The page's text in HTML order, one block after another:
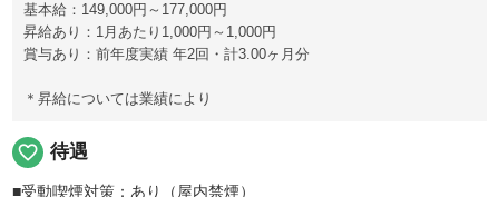
基本給：149,000円～177,000円
昇給あり：1月あたり1,000円～1,000円
賞与あり：前年度実績 年2回・計3.00ヶ月分
＊昇給については業績により
favorite_border 待遇
■受動喫煙対策：あり（屋内禁煙）